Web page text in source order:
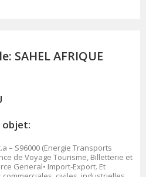
SAHEL AFRIQUE
objet:
– S96000 (Energie Transports
de Voyage Tourisme, Billetterie et
General• Import-Export. Et